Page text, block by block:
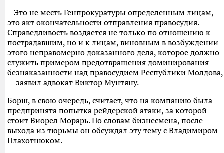
– Это не месть Генпрокуратуры определенным лицам,
это акт окончательности отправления правосудия.
Справедливость воздается не только по отношению к
пострадавшим, но и к лицам, виновным в возбуждении
этого неправомерно доказанного дела, которое должно
служить примером предотвращения доминирования
безнаказанности над правосудием Республики Молдова,
— заявил адвокат Виктор Мунтяну.
Борш, в свою очередь, считает, что на компанию была
предпринята попытка рейдерской атаки, за которой
стоит Виорел Морарь. По словам бизнесмена, после
выхода из тюрьмы он обсуждал эту тему с Владимиром
Плахотнюком.